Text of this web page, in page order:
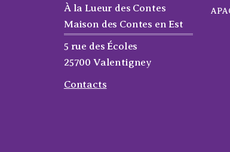
À la Lueur des Contes
Maison des Contes en Est
5 rue des Écoles
25700 Valentigney
Contacts